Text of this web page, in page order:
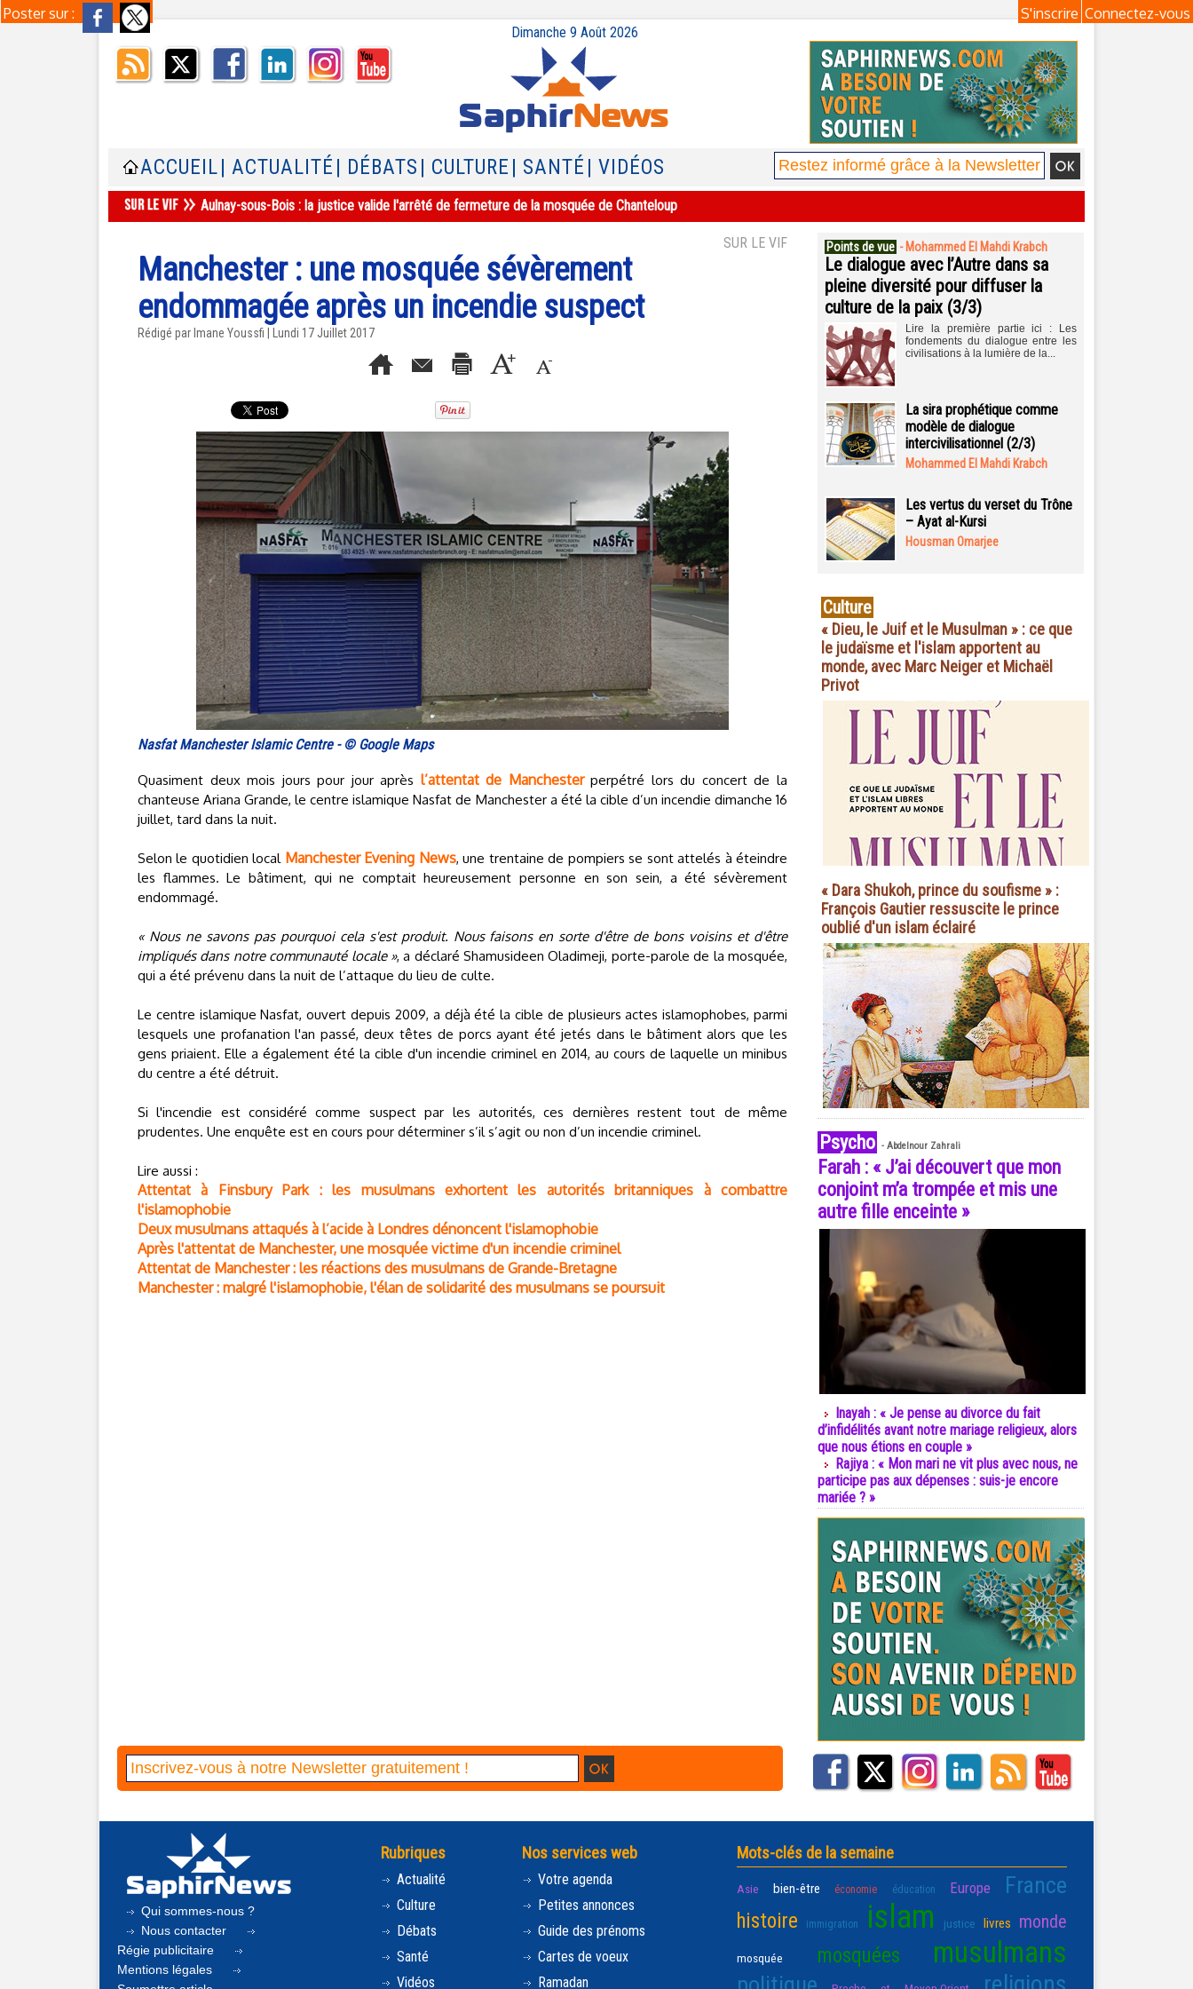
Poster sur : Connectez-vous
S'inscrire
Dimanche 9 Août 2026
ACCUEIL | ACTUALITÉ | DÉBATS | CULTURE | SANTÉ | VIDÉOS
Aulnay-sous-Bois : la justice valide l'arrêté de fermeture de la mosquée de Chanteloup
SUR LE VIF
Manchester : une mosquée sévèrement
endommagée après un incendie suspect
Rédigé par Imane Youssfi | Lundi 17 Juillet 2017
Nasfat Manchester Islamic Centre - © Google Maps
Quasiment deux mois jours pour jour après l’attentat de Manchesterperpétré lors du concert de la
chanteuse Ariana Grande, le centre islamique Nasfat de Manchester a été la cible d’un incendie dimanche 16
juillet, tard dans la nuit.
Selon le quotidien local Manchester Evening News, une trentaine de pompiers se sont attelés à éteindre
les flammes. Le bâtiment, qui ne comptait heureusement personne en son sein, a été sévèrement
endommagé.
« Nous ne savons pas pourquoi cela s'est produit. Nous faisons en sorte d'être de bons voisins et d'être
impliqués dans notre communauté locale », a déclaré Shamusideen Oladimeji, porte-parole de la mosquée,
qui a été prévenu dans la nuit de l’attaque du lieu de culte.
Le centre islamique Nasfat, ouvert depuis 2009, a déjà été la cible de plusieurs actes islamophobes, parmi
lesquels une profanation l'an passé, deux têtes de porcs ayant été jetés dans le bâtiment alors que les
gens priaient. Elle a également été la cible d'un incendie criminel en 2014, au cours de laquelle un minibus
du centre a été détruit.
Si l'incendie est considéré comme suspect par les autorités, ces dernières restent tout de même
prudentes. Une enquête est en cours pour déterminer s’il s’agit ou non d’un incendie criminel.
Lire aussi :
Attentat à Finsbury Park : les musulmans exhortent les autorités britanniques à combattre
l'islamophobie
Deux musulmans attaqués à l’acide à Londres dénoncent l'islamophobie
Après l'attentat de Manchester, une mosquée victime d'un incendie criminel
Attentat de Manchester : les réactions des musulmans de Grande-Bretagne
Manchester : malgré l'islamophobie, l'élan de solidarité des musulmans se poursuit
Points de vue - Mohammed El Mahdi Krabch
Le dialogue avec l’Autre dans sa
pleine diversité pour diffuser la
culture de la paix (3/3)
Lire la première partie ici : Les
fondements du dialogue entre les
civilisations à la lumière de la...
La sira prophétique comme
modèle de dialogue
intercivilisationnel (2/3)
Mohammed El Mahdi Krabch
Les vertus du verset du Trône
– Ayat al-Kursi
Housman Omarjee
Culture
« Dieu, le Juif et le Musulman » : ce que
le judaïsme et l'islam apportent au
monde, avec Marc Neiger et Michaël
Privot
« Dara Shukoh, prince du soufisme » :
François Gautier ressuscite le prince
oublié d'un islam éclairé
Psycho - Abdelnour Zahrali
Farah : « J’ai découvert que mon
conjoint m’a trompée et mis une
autre fille enceinte »
Inayah : « Je pense au divorce du fait
d’infidélités avant notre mariage religieux, alors
que nous étions en couple »
Rajiya : « Mon mari ne vit plus avec nous, ne
participe pas aux dépenses : suis-je encore
mariée ? »
Qui sommes-nous ?
Nous contacter
Régie publicitaire
Mentions légales
Rubriques
Actualité
Culture
Débats
Santé
Vidéos
Nos services web
Votre agenda
Petites annonces
Guide des prénoms
Cartes de voeux
Ramadan
Mots-clés de la semaine
Asie bien-être économie éducation Europe France
histoire immigration islam justice livres monde
mosquée mosquées musulmans